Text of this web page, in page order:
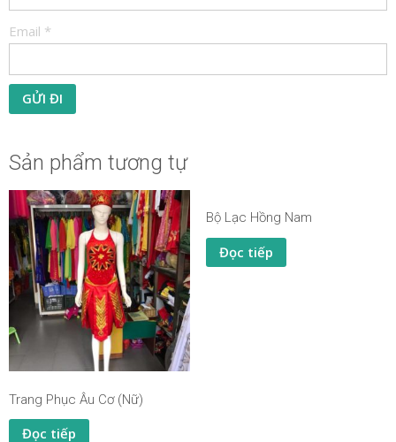
Email *
Sản phẩm tương tự
Trang Phục Âu Cơ (Nữ)
Đọc tiếp
Bộ Lạc Hồng Nam
Đọc tiếp